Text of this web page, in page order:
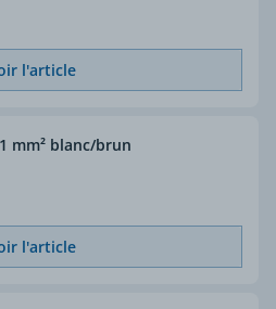
l'article
mm² blanc/brun
l'article